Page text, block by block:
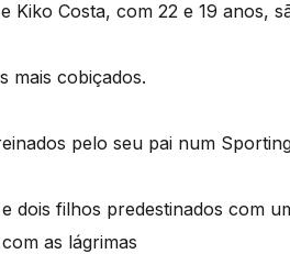
Kiko Costa, com 22 e 19 anos,
mais cobiçados.
pelo seu pai num
dois filhos predestinados com
as lágrimas